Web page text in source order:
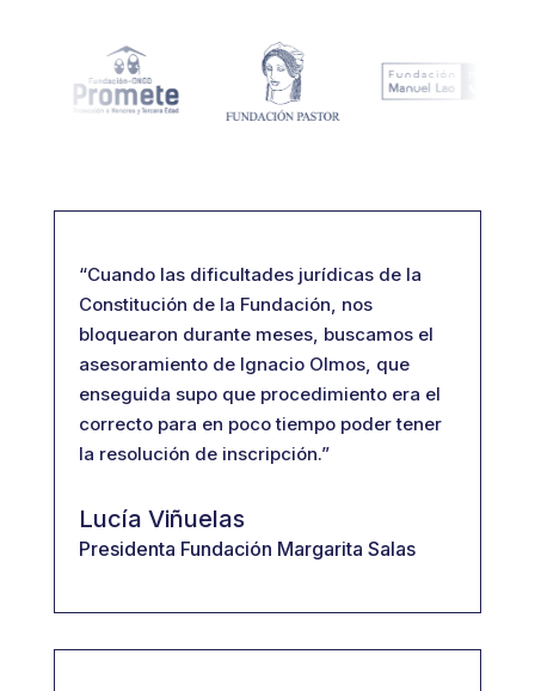
“Cuando las dificultades jurídicas de la
Constitución de la Fundación, nos
bloquearon durante meses, buscamos el
asesoramiento de Ignacio Olmos, que
enseguida supo que procedimiento era el
correcto para en poco tiempo poder tener
la resolución de inscripción.”
Lucía Viñuelas
Presidenta Fundación Margarita Salas